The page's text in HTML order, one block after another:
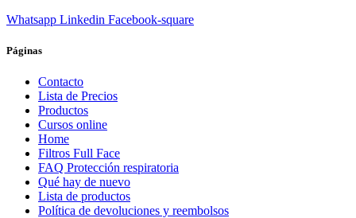
Whatsapp Linkedin Facebook-square
Páginas
Contacto
Lista de Precios
Productos
Cursos online
Home
Filtros Full Face
FAQ Protección respiratoria
Qué hay de nuevo
Lista de productos
Política de devoluciones y reembolsos